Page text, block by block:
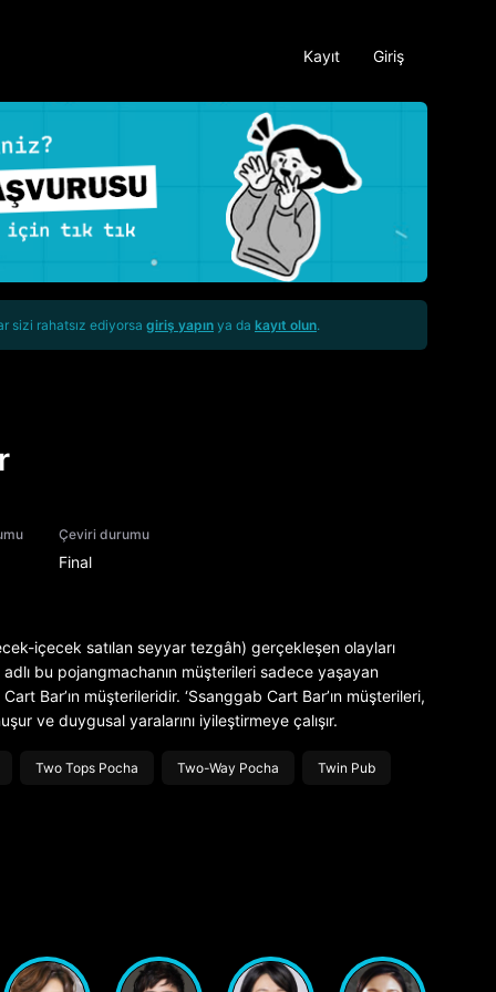
Kayıt Giriş
sizi rahatsız ediyorsa giriş yapın ya da kayıt olun.
Çeviri durumu
Final
içecek satılan seyyar tezgâh) gerçekleşen olayları
adlı bu pojangmachanın müşterileri sadece yaşayan
Bar’ın müşterileridir. ‘Ssanggab Cart Bar’ın müşterileri,
ve duygusal yaralarını iyileştirmeye çalışır.
Two Tops Pocha Two-Way Pocha Twin Pub